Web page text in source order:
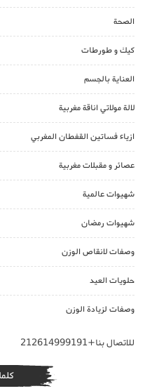
الصحة
كيك و طورطات
العناية بالجسم
لالة مولاتي اناقة مغربية
ازياء فساتين القفطان المغربي
عصائر و مقبلات مغربية
شهيوات عالمية
شهيوات رمضان
وصفات لانقاص الوزن
حلويات العيد
وصفات لزيادة الوزن
للاتصال بنا+212614999191